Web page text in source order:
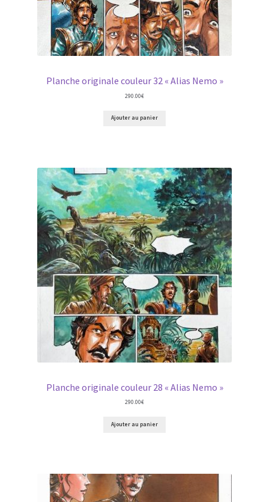
Planche originale couleur 32 « Alias Nemo »
290.00€
Ajouter au panier
Planche originale couleur 28 « Alias Nemo »
290.00€
Ajouter au panier